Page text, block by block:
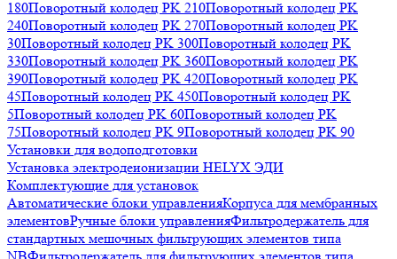
180Поворотный колодец PK 210Поворотный колодец PK
240Поворотный колодец PK 270Поворотный колодец PK
30Поворотный колодец PK 300Поворотный колодец PK
330Поворотный колодец PK 360Поворотный колодец PK
390Поворотный колодец PK 420Поворотный колодец PK
45Поворотный колодец PK 450Поворотный колодец PK
5Поворотный колодец PK 60Поворотный колодец PK
75Поворотный колодец PK 9Поворотный колодец PK 90
Установки для водоподготовки
Установка электродеионизации HELYX ЭДИ
Комплектующие для установок
Автоматические блоки управленияКорпуса для мембранных
элементовРучные блоки управленияФильтродержатель для
стандартных мешочных фильтрующих элементов типа